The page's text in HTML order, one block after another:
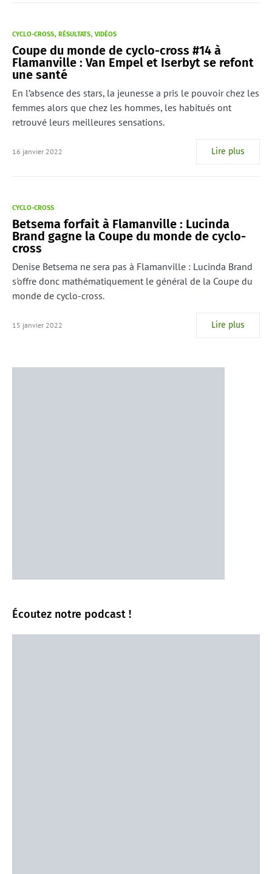
CYCLO-CROSS RÉSULTATS VIDÉOS
Coupe du monde de cyclo-cross #14 à
Flamanville : Van Empel et Iserbyt se refont
une santé
En l’absence des stars, la jeunesse a pris le pouvoir chez les
femmes alors que chez les hommes, les habitués ont
retrouvé leurs meilleures sensations.
16 janvier 2022 Lire plus
CYCLO-CROSS
Betsema forfait à Flamanville : Lucinda
Brand gagne la Coupe du monde de cyclo-
cross
Denise Betsema ne sera pas à Flamanville : Lucinda Brand
s'offre donc mathématiquement le général de la Coupe du
monde de cyclo-cross.
15 janvier 2022 Lire plus
Écoutez notre podcast !